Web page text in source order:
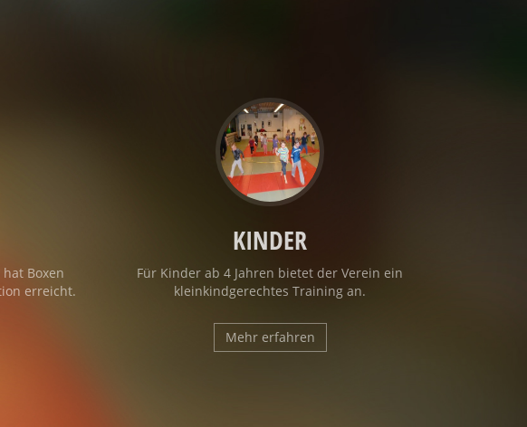
Boxen
erreicht.
KINDER
Für Kinder ab 4 Jahren bietet der Verein ein
kleinkindgerechtes Training an.
Mehr erfahren